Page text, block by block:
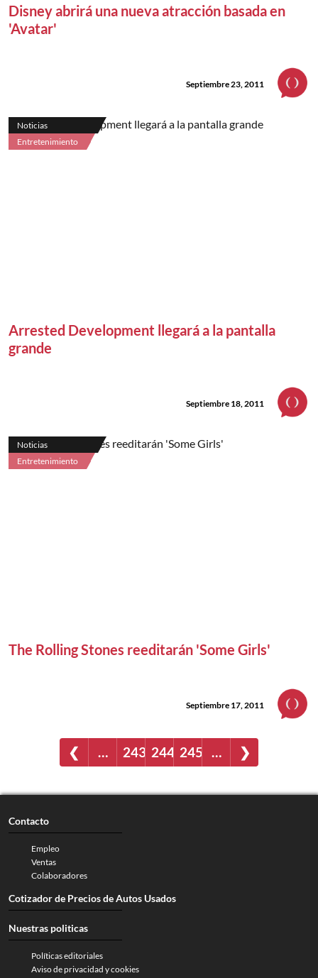
Disney abrirá una nueva atracción basada en
'Avatar'
Septiembre 23, 2011
Noticias
Entretenimiento
Arrested Development llegará a la pantalla
grande
Septiembre 18, 2011
Noticias
Entretenimiento
The Rolling Stones reeditarán 'Some Girls'
Septiembre 17, 2011
❮ … 243 244 245 … ❯
Contacto
Empleo
Ventas
Colaboradores
Cotizador de Precios de Autos Usados
Nuestras politicas
Políticas editoriales
Aviso de privacidad y cookies